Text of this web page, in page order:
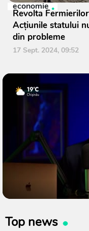
economie
Revolta
Acțiunile statului
din probleme
17 Sept. 2024, 09:52
Top news